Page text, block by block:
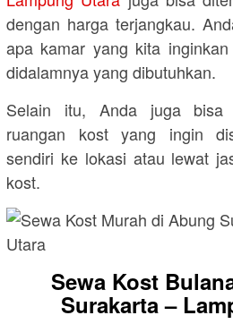
dengan harga terjangkau.
apa kamar yang kita
didalamnya yang dibutuhkan.
Selain itu, Anda juga bisa
ruangan kost yang ingin
sendiri ke lokasi atau lewat
kost.
Sewa Kost
Surakarta –